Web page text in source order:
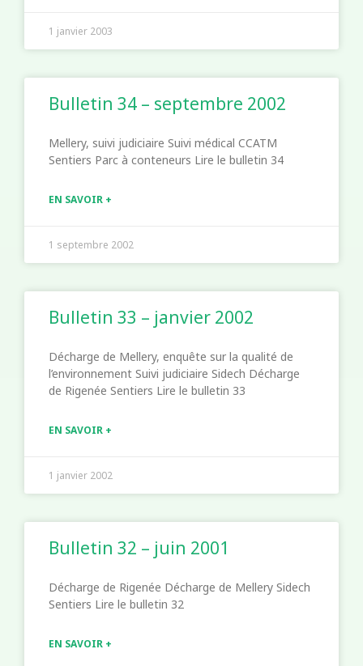
1 janvier 2003
Bulletin 34 – septembre 2002
Mellery, suivi judiciaire Suivi médical CCATM
Sentiers Parc à conteneurs Lire le bulletin 34
EN SAVOIR +
1 septembre 2002
Bulletin 33 – janvier 2002
Décharge de Mellery, enquête sur la qualité de
l’environnement Suivi judiciaire Sidech Décharge
de Rigenée Sentiers Lire le bulletin 33
EN SAVOIR +
1 janvier 2002
Bulletin 32 – juin 2001
Décharge de Rigenée Décharge de Mellery Sidech
Sentiers Lire le bulletin 32
EN SAVOIR +